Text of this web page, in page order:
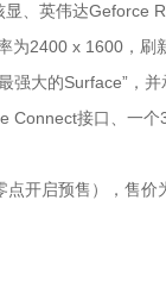
、英伟达Geforce
为2400 x 1600，
大的Surface”，并
Connect接口、一
开启预售），售